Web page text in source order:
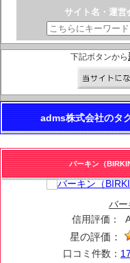
サイト名・運営
下記ボタンから
adms株式会社のタ
バーキン（
バー
信用評価：
星の評価：
口コミ件数：